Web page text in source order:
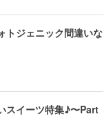
ジェニック間違いな
スイーツ特集♪〜Part